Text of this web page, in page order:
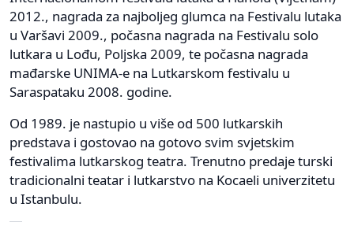
2012., nagrada za najboljeg glumca na Festivalu lutaka
u Varšavi 2009., počasna nagrada na Festivalu solo
lutkara u Lođu, Poljska 2009, te počasna nagrada
mađarske UNIMA-e na Lutkarskom festivalu u
Saraspataku 2008. godine.
Od 1989. je nastupio u više od 500 lutkarskih
predstava i gostovao na gotovo svim svjetskim
festivalima lutkarskog teatra. Trenutno predaje turski
tradicionalni teatar i lutkarstvo na Kocaeli univerzitetu
u Istanbulu.